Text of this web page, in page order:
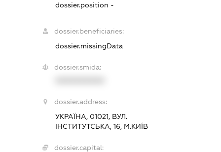
dossier.position -
dossier.beneficiaries:
dossier.missingData
dossier.smida:
dossier.address:
УКРАЇНА, 01021, ВУЛ.
ІНСТИТУТСЬКА, 16, М.КИЇВ
dossier.capital: